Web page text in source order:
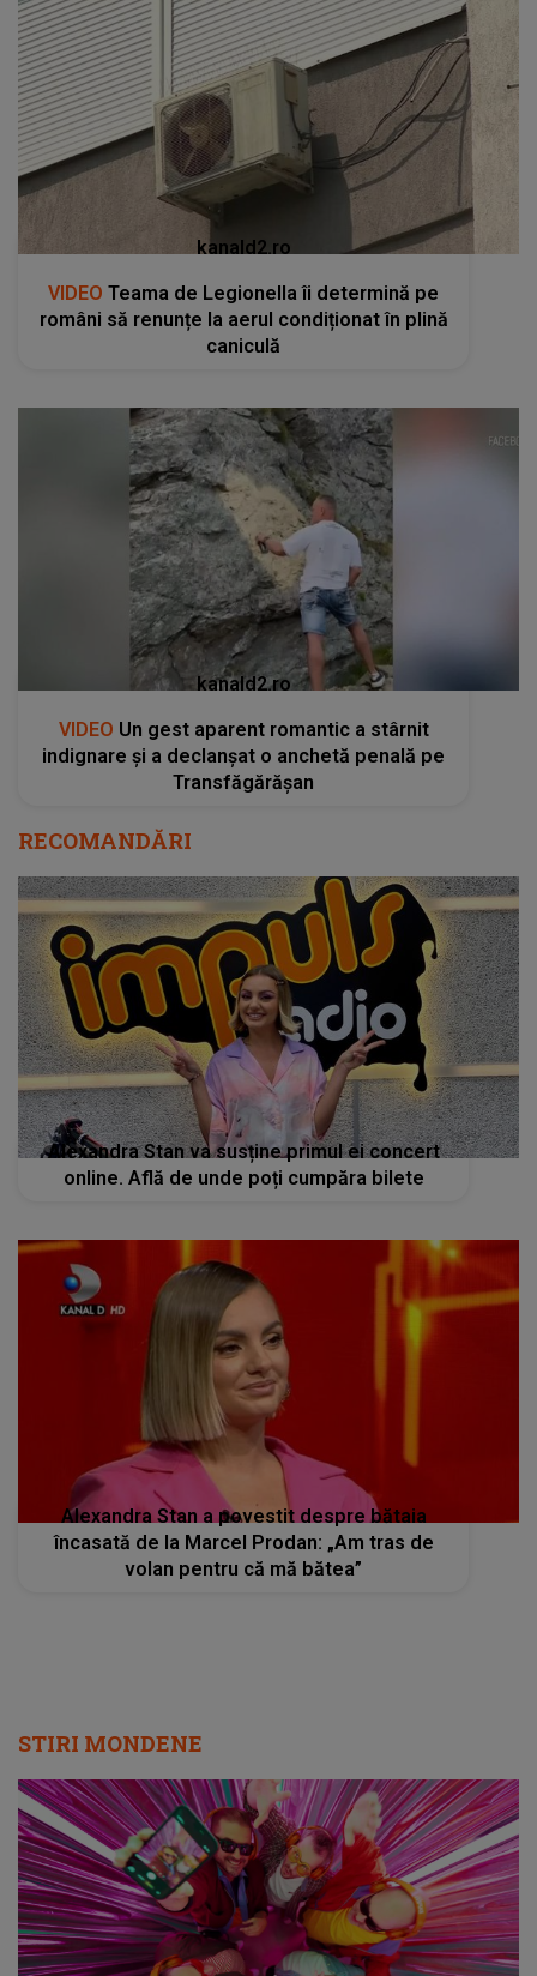
kanald2.ro
VIDEOTeama de Legionella îi determină pe
români să renunțe la aerul condiționat în plină
caniculă
kanald2.ro
Un gest aparent romantic a stârnit
indignare și a declanșat o anchetă penală pe
Transfăgărășan
RECOMANDĂRI
Alexandra Stan va susține primul ei concert
online. Află de unde poți cumpăra bilete
Alexandra Stan a povestit despre bătaia
încasată de la Marcel Prodan: „Am tras de
volan pentru că mă bătea”
STIRI MONDENE
Radio Impuls cucerește tot mai mulți
ascultători: creșteri semnificative în audiență